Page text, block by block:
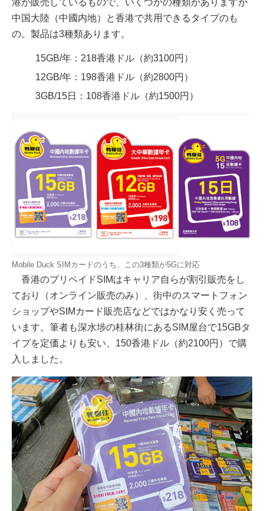
港が販売しているもので、いくつかの種類がありますが
中国大陸（中國内地）と香港で共用できるタイプのも
の。製品は3種類あります。
15GB/年：218香港ドル（約3100円）
12GB/年：198香港ドル（約2800円）
3GB/15日：108香港ドル（約1500円）
Mobile Duck SIMカードのうち、この3種類が5Gに対応
香港のプリペイドSIMはキャリア自らが割引販売をし
ており（オンライン販売のみ）、街中のスマートフォン
ショップやSIMカード販売店などではかなり安く売って
います。筆者も深水埗の桂林街にあるSIM屋台で15GBタ
イプを定価よりも安い、150香港ドル（約2100円）で購
入しました。